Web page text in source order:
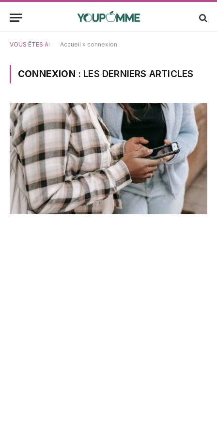
VOUS ÊTES À: Accueil » connexion
CONNEXION : LES DERNIERS ARTICLES